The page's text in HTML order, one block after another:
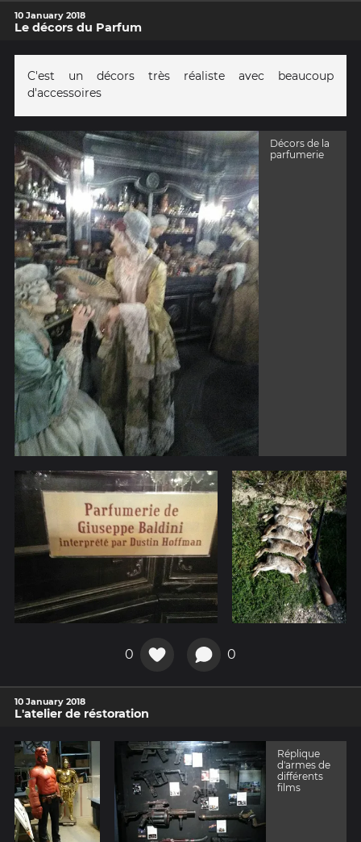
10 January 2018
Le décors du Parfum
C'est un décors très réaliste avec beaucoup
d'accessoires
Décors de la
parfumerie
0 0
10 January 2018
L'atelier de réstoration
Réplique
d'armes de
différents
films